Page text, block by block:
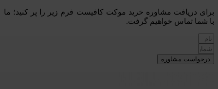
برای دریافت مشاوره خرید موکت کافیست فرم زیر را پر کنید؛ ما
با شما تماس خواهیم گرفت.
درخواست مشاوره